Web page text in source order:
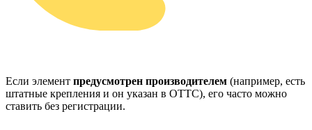
Если элемент предусмотрен производителем (например, есть
штатные крепления и он указан в ОТТС), его часто можно
ставить без регистрации.